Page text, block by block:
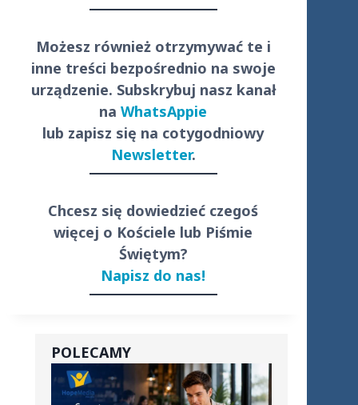
Możesz również otrzymywać te i
inne treści bezpośrednio na swoje
urządzenie. Subskrybuj nasz kanał
naWhatsAppie
lub zapisz się na cotygodniowy
Newsletter.
Chcesz się dowiedzieć czegoś
więcej o Kościele lub Piśmie
Świętym?
Napisz do nas!
POLECAMY